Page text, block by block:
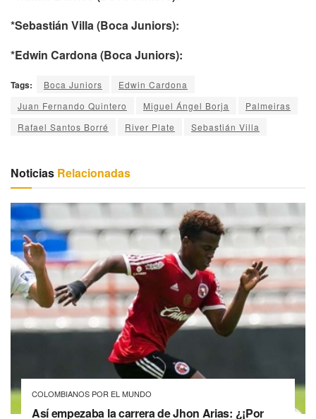
*Sebastián Villa (Boca Juniors):
*Edwin Cardona (Boca Juniors):
Tags: Boca Juniors
Edwin Cardona
Juan Fernando Quintero
Miguel Ángel Borja
Palmeiras
Rafael Santos Borré
River Plate Sebastián Villa
Noticias Relacionadas
COLOMBIANOS POR EL MUNDO
Así empezaba la carrera de Jhon Arias: ¿¡Por